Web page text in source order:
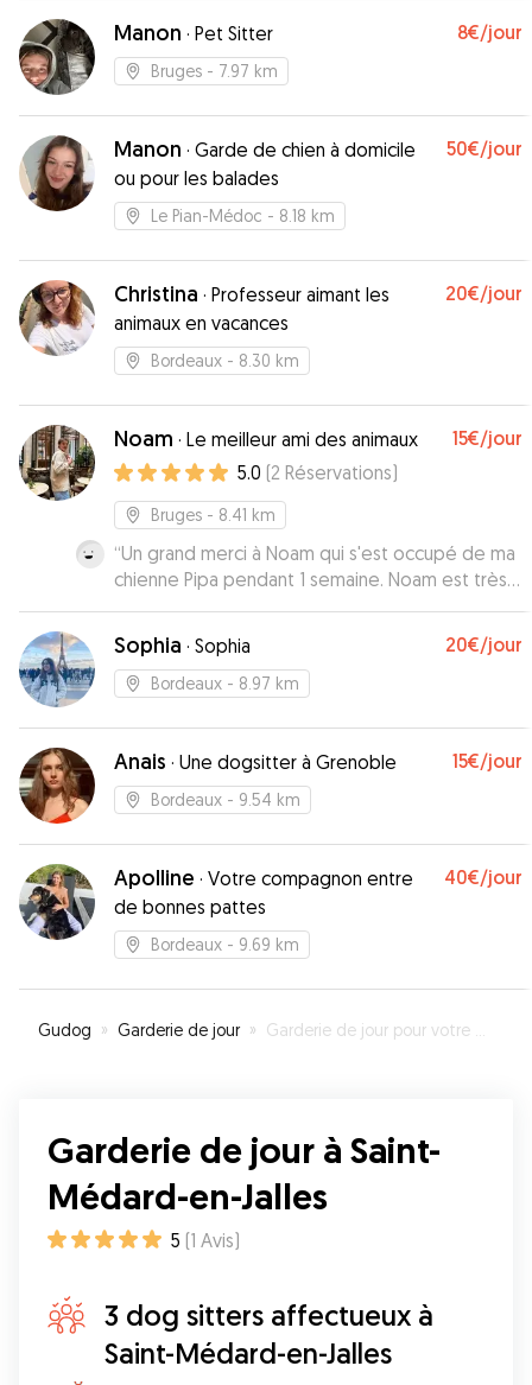
Manon · Pet Sitter 8€/jour
Bruges - 7.97 km
Manon · Garde de chien à domicile
ou pour les balades
50€/jour
Le Pian-Médoc - 8.18 km
Christina · Professeur aimant les
animaux en vacances
20€/jour
Bordeaux - 8.30 km
Noam · Le meilleur ami des animaux 15€/jour
5.0 (2 Réservations)
Bruges - 8.41 km
“Un grand merci à Noam qui s'est occupé de ma
chienne Pipa pendant 1 semaine. Noam est très
réactif, j'ai eu des nouvelles tout au long de la
semaine et Pipa a été chouchouté, je
recommande les yeux fermés ! Encore merci !”
Sophia · Sophia 20€/jour
Bordeaux - 8.97 km
Anais · Une dogsitter à Grenoble 15€/jour
Bordeaux - 9.54 km
Apolline · Votre compagnon entre
de bonnes pattes
40€/jour
Bordeaux - 9.69 km
Gudog » Garderie de jour » Garderie de jour pour votre chien à Saint-Médard-en-Jalles
Garderie de jour à Saint-
Médard-en-Jalles
5 (1 Avis)
3 dog sitters affectueux à
Saint-Médard-en-Jalles